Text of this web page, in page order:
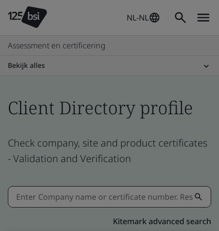
NL-NL
Assessment en certificering
Bekijk alles
Client Directory profile
Check company, site and product certificates
- Validation and Verification
Kitemark advanced search